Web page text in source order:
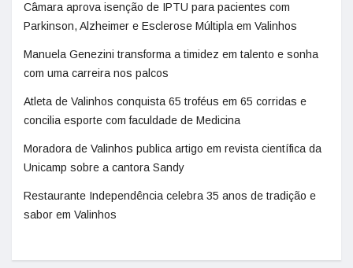
Câmara aprova isenção de IPTU para pacientes com
Parkinson, Alzheimer e Esclerose Múltipla em Valinhos
Manuela Genezini transforma a timidez em talento e sonha
com uma carreira nos palcos
Atleta de Valinhos conquista 65 troféus em 65 corridas e
concilia esporte com faculdade de Medicina
Moradora de Valinhos publica artigo em revista científica da
Unicamp sobre a cantora Sandy
Restaurante Independência celebra 35 anos de tradição e
sabor em Valinhos